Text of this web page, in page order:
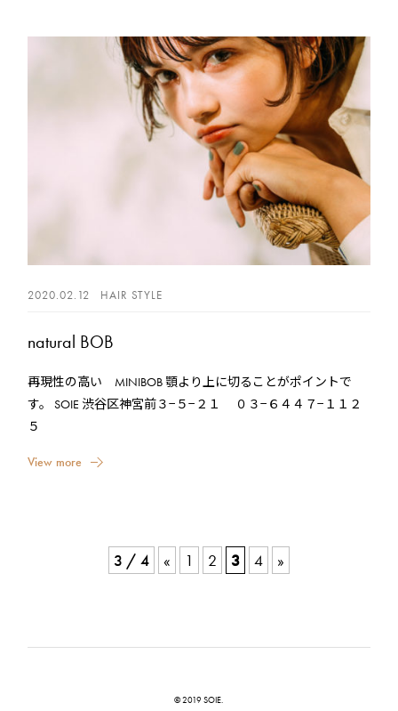
2020.02.12 HAIR STYLE
natural BOB
再現性の高い MINIBOB 顎より上に切ることがポイントで
す。 SOIE 渋谷区神宮前３−５−２１ ０３−６４４７−１１２
５
View more
3 / 4 « 1 2 3 4 »
© 2019 SOIE.